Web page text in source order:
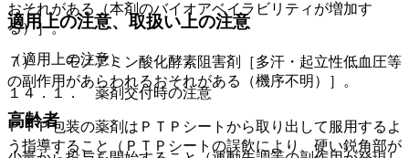
適用上の注意、取扱い上の注意
（適用上の注意）
１４．１． 薬剤交付時の注意
ＰＴＰ包装の薬剤はＰＴＰシートから取り出して服用するよ
う指導すること（ＰＴＰシートの誤飲により、硬い鋭角部が
おそれがある（本剤のバイオアベイラビリティが増加す
る）］。
７）． モノアミン酸化酵素阻害剤［多汗・起立性低血圧等
の副作用があらわれるおそれがある（機序不明）］。
高齢者